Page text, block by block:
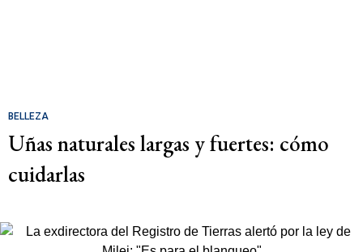
BELLEZA
Uñas naturales largas y fuertes: cómo
cuidarlas